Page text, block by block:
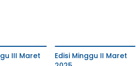
III Maret
Edisi Minggu II Maret